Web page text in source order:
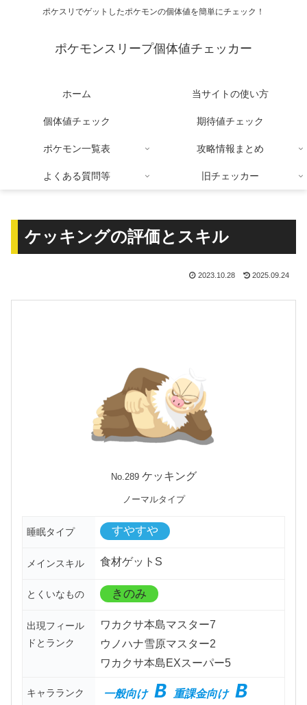
ポケスリでゲットしたポケモンの個体値を簡単にチェック！
ポケモンスリープ個体値チェッカー
ホーム 当サイトの使い方
個体値チェック 期待値チェック
ポケモン一覧表 攻略情報まとめ
よくある質問等 旧チェッカー
ケッキングの評価とスキル
2023.10.28 2025.09.24
No.289ケッキング
ノーマルタイプ
睡眠タイプ すやすや
メインスキル 食材ゲットS
とくいなもの きのみ
出現フィール
ドとランク
ワカクサ本島マスター7
ウノハナ雪原マスター2
ワカクサ本島EXスーパー5
キャラランク 一般向け B 重課金向け B